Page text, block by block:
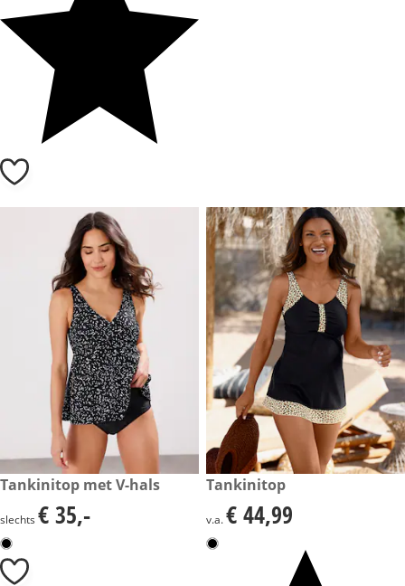
€ 35,-
Tankinitop met V-hals
€ 35,-
slechts € 35,-
€ 44,99
Tankinitop
€ 44,99
v.a.€ 44,99